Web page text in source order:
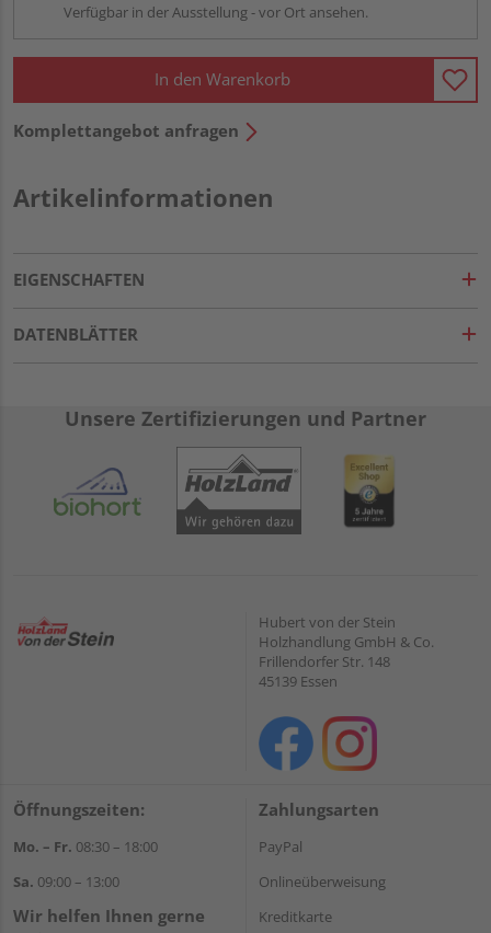
Verfügbar in der Ausstellung - vor Ort ansehen.
In den Warenkorb
Komplettangebot anfragen
Artikelinformationen
EIGENSCHAFTEN
DATENBLÄTTER
Unsere Zertifizierungen und Partner
Hubert von der Stein
Holzhandlung GmbH & Co.
Frillendorfer Str. 148
45139 Essen
Öffnungszeiten:
Mo. – Fr. 08:30 – 18:00
Sa. 09:00 – 13:00
Wir helfen Ihnen gerne
Zahlungsarten
PayPal
Onlineüberweisung
Kreditkarte